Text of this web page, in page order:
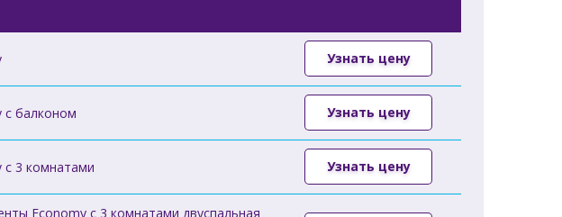
Узнать цену
с балконом Узнать цену
3 комнатами Узнать цену
Economy с 3 комнатами двуспальная